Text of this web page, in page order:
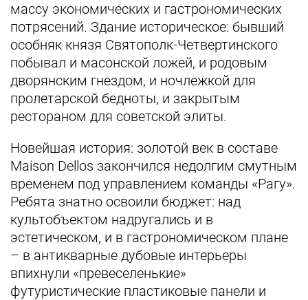
массу экономических и гастрономических
потрясений. Здание историческое: бывший
особняк князя Святополк-Четвертинского
побывал и масонской ложей, и родовым
дворянским гнездом, и ночлежкой для
пролетарской бедноты, и закрытым
рестораном для советской элиты.
Новейшая история: золотой век в составе
Maison Dellos закончился недолгим смутным
временем под управлением команды «Рагу».
Ребята знатно освоили бюджет: над
культобъектом надругались и в
эстетическом, и в гастрономическом плане
– в антикварные дубовые интерьеры
впихнули «превеселенькие»
футуристические пластиковые панели и